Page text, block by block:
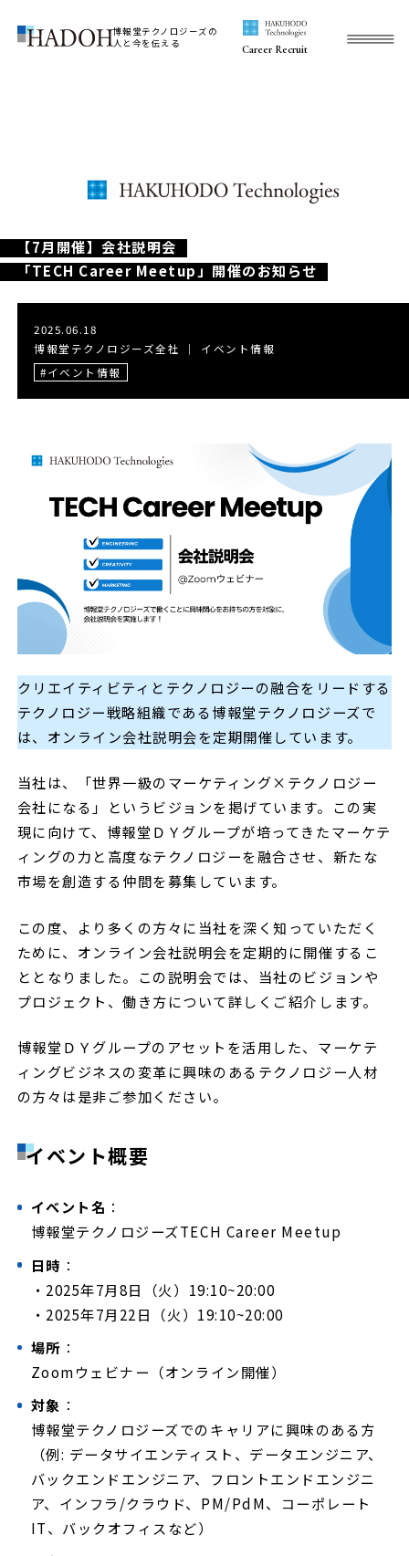
博報堂テクノロジーズの
人と今を伝える
Career Recruit
【7月開催】会社説明会
「TECH Career Meetup」開催のお知らせ
2025.06.18
博報堂テクノロジーズ全社
｜ イベント情報
イベント情報
クリエイティビティとテクノロジーの融合をリードする
テクノロジー戦略組織である博報堂テクノロジーズで
は、オンライン会社説明会を定期開催しています。
当社は、「世界一級のマーケティング×テクノロジー
会社になる」というビジョンを掲げています。この実
現に向けて、博報堂ＤＹグループが培ってきたマーケテ
ィングの力と高度なテクノロジーを融合させ、新たな
市場を創造する仲間を募集しています。
この度、より多くの方々に当社を深く知っていただく
ために、オンライン会社説明会を定期的に開催するこ
ととなりました。この説明会では、当社のビジョンや
プロジェクト、働き方について詳しくご紹介します。
博報堂ＤＹグループのアセットを活用した、マーケテ
ィングビジネスの変革に興味のあるテクノロジー人材
の方々は是非ご参加ください。
イベント概要
イベント名 ：
博報堂テクノロジーズTECH Career Meetup
日時 ：
・2025年7月8日（火）19:10~20:00
・2025年7月22日（火）19:10~20:00
場所 ：
Zoomウェビナー（オンライン開催）
対象 ：
博報堂テクノロジーズでのキャリアに興味のある方
（例: データサイエンティスト、データエンジニア、
バックエンドエンジニア、フロントエンドエンジニ
ア、インフラ/クラウド、PM/PdM、コーポレート
IT、バックオフィスなど）